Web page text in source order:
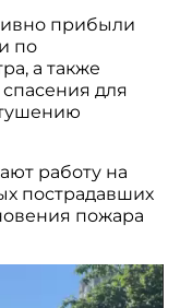
прибыли
по
а также
для
работу на
пострадавших
пожара